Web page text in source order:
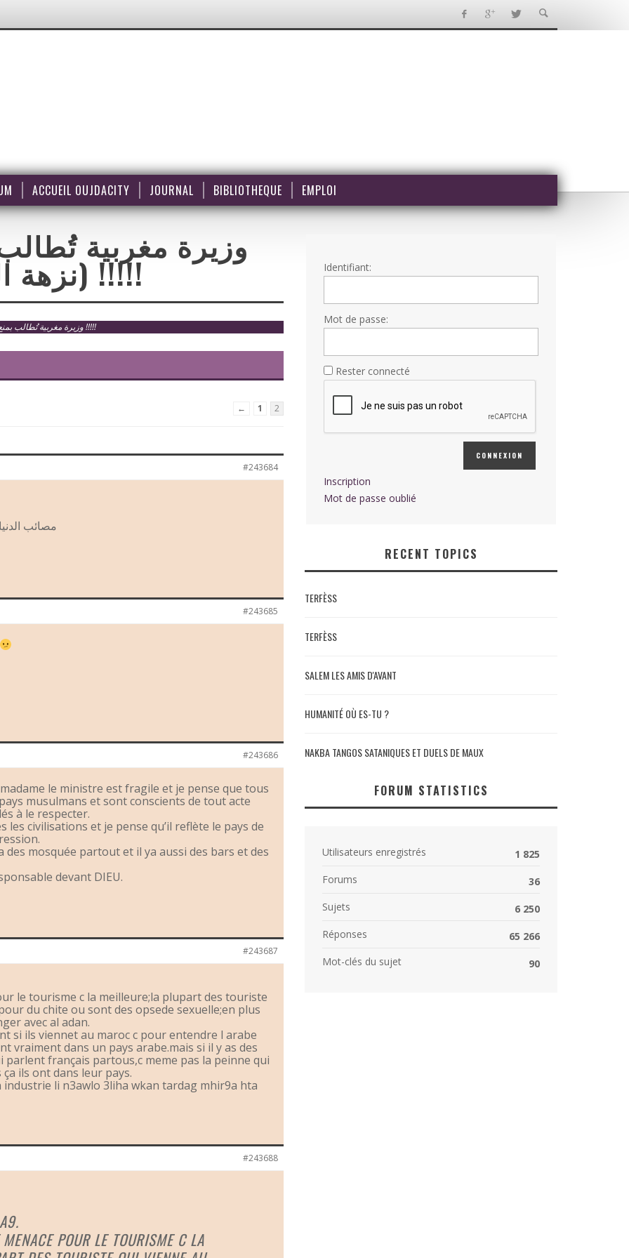
ACCUEIL OUJDACITY JOURNAL BIBLIOTHEQUE EMPLOI
وزيرة مغربية
(نزهة الصقلي ) !!!!!
وزيرة مغربية تُطالب بمنع أذان الفجر (نزهة الصقلي ) !!!!!
← 1 2
#243684
مصائب
#243685
#243686
le ministre est fragile et je pense que tous
musulmans et sont conscients de tout acte
à le respecter.
civilisations et je pense qu’il reflète le pays de
des mosquée partout et il ya aussi des bars et des
devant DIEU.
#243687
le tourisme c la meilleure;la plupart des touriste
du chite ou sont des opsede sexuelle;en plus
avec al adan.
si ils viennet au maroc c pour entendre l arabe
vraiment dans un pays arabe.mais si il y as des
parlent français partous,c meme pas la peinne qui
ils ont dans leur pays.
li n3awlo 3liha wkan tardag mhir9a hta
#243688
POUR LE TOURISME C LA
Identifiant:
Mot de passe:
Rester connecté
CONNEXION
Inscription
Mot de passe oublié
RECENT TOPICS
TERFÈSS
TERFÈSS
SALEM LES AMIS D'AVANT
HUMANITÉ OÙ ES-TU ?
NAKBA TANGOS SATANIQUES ET DUELS DE MAUX
FORUM STATISTICS
Utilisateurs enregistrés
1 825
Forums
36
Sujets
6 250
Réponses
65 266
Mot-clés du sujet
90